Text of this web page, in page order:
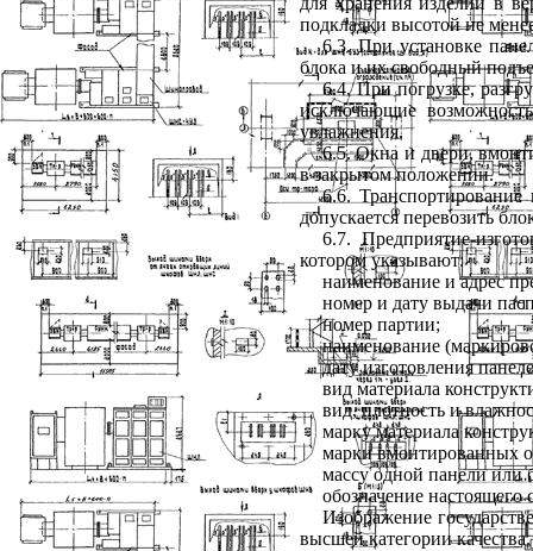
подкладки высотой не
6.3. При установке
блока и их свободный
6.4. При погрузке,
исключающие
увлажнения.
6.5. Окна и двери,
в закрытом положении.
6.6. Транспортирование
допускается перевозить
6.7. Предприятие-
котором указывают:
наименование и адрес
номер и дату выдачи
номер партии;
наименование
дату изготовления
вид материала
вид, плотность и
марку материала
марки вмонтированных
массу одной панели или
обозначение настоящего
Изображение
высшей категории качества.